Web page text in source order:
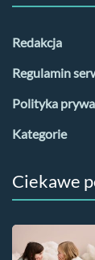
Redakcja
Regulamin
Polityka
Kategorie
Ciekawe